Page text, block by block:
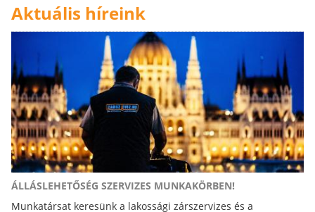
Aktuális híreink
ÁLLÁSLEHETŐSÉG SZERVIZES MUNKAKÖRBEN!
Munkatársat keresünk a lakossági zárszervizes és a